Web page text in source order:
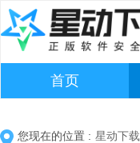
首页
您现在的位置 : 星动下载